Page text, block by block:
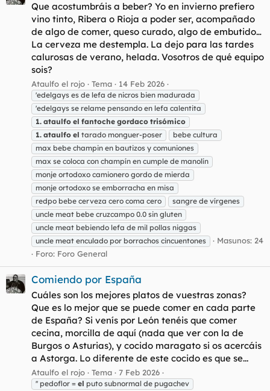
Que acostumbráis a beber? Yo en invierno prefiero
vino tinto, Ribera o Rioja a poder ser, acompañado
de algo de comer, queso curado, algo de embutido…
La cerveza me destempla. La dejo para las tardes
calurosas de verano, helada. Vosotros de qué equipo
sois?
Ataulfo el rojo Tema 14 Feb 2026
'edelgays es de lefa de nicros bien madurada
'edelgays se relame pensando en lefa calentita
1. ataulfo el fantoche gordaco trisómico
1. ataulfo el tarado monguer-poser
bebe cultura
max bebe champin en bautizos y comuniones
max se coloca con champín en cumple de manolín
monje ortodoxo camionero gordo de mierda
monje ortodoxo se emborracha en misa
redpo bebe cerveza cero coma cero
sangre de vírgenes
uncle meat bebe cruzcampo 0.0 sin gluten
uncle meat bebiendo lefa de mil pollas niggas
uncle meat enculado por borrachos cincuentones
Masunos: 24
Foro: Foro General
Comiendo por España
Cuáles son los mejores platos de vuestras zonas?
Que es lo mejor que se puede comer en cada parte
de España? Si venís por León tenéis que comer
cecina, morcilla de aquí (nada que ver con la de
Burgos o Asturias), y cocido maragato si os acercáis
a Astorga. Lo diferente de este cocido es que se...
Ataulfo el rojo Tema 7 Feb 2026
'' pedoflor = el puto subnormal de pugachev